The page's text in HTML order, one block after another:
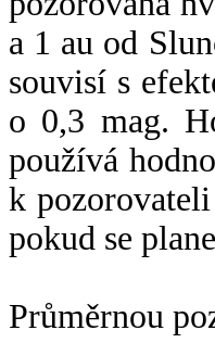
a 1 au od
souvisí s
o 0,3 mag.
používá
k
pokud se
Průměrnou